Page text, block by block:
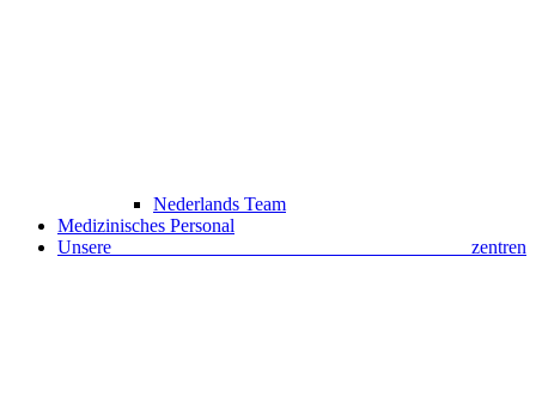
Nederlands Team
Medizinisches Personal
Unsere zentren